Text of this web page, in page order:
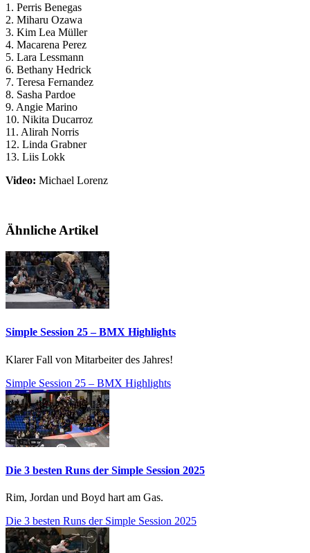
1. Perris Benegas
2. Miharu Ozawa
3. Kim Lea Müller
4. Macarena Perez
5. Lara Lessmann
6. Bethany Hedrick
7. Teresa Fernandez
8. Sasha Pardoe
9. Angie Marino
10. Nikita Ducarroz
11. Alirah Norris
12. Linda Grabner
13. Liis Lokk
Video: Michael Lorenz
Ähnliche Artikel
Simple Session 25 – BMX Highlights
Klarer Fall von Mitarbeiter des Jahres!
Simple Session 25 – BMX Highlights
Die 3 besten Runs der Simple Session 2025
Rim, Jordan und Boyd hart am Gas.
Die 3 besten Runs der Simple Session 2025